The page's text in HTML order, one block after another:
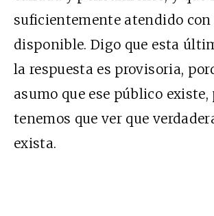
suficientemente atendido con
disponible. Digo que esta
la respuesta es provisoria,
asumo que ese público existe,
tenemos que ver que
exista.